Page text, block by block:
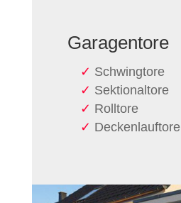
Garagen­tore
Schwingtore
Sektionaltore
Rolltore
Decken­lauftore